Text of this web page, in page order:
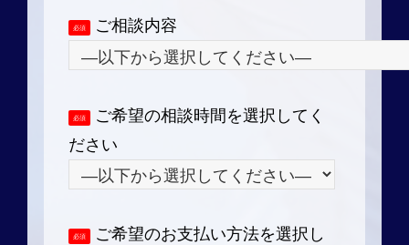
必須 ご相談内容
必須
ご希望の相談時間を選択してく
ださい
必須
ご希望のお支払い方法を選択し